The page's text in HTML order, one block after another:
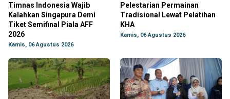
Timnas Indonesia Wajib
Kalahkan Singapura Demi
Tiket Semifinal Piala AFF
2026
Kamis, 06 Agustus 2026
Pelestarian Permainan
Tradisional Lewat Pelatihan
KHA
Kamis, 06 Agustus 2026